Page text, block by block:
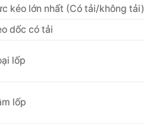
kéo lớn nhất (Có tải/không tải)
dốc có tải
lốp
lốp